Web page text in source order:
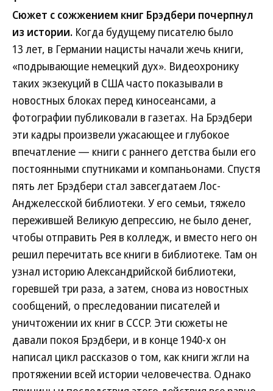
Сюжет с сожжением книг Брэдбери почерпнул
из истории. Когда будущему писателю было
13 лет, в Германии нацисты начали жечь книги,
«подрывающие немецкий дух». Видеохронику
таких экзекуций в США часто показывали в
новостных блоках перед киносеансами, а
фотографии публиковали в газетах. На Брэдбери
эти кадры произвели ужасающее и глубокое
впечатление — книги с раннего детства были его
постоянными спутниками и компаньонами. Спустя
пять лет Брэдбери стал завсегдатаем Лос-
Анджелесской библиотеки. У его семьи, тяжело
пережившей Великую депрессию, не было денег,
чтобы отправить Рея в колледж, и вместо него он
решил перечитать все книги в библиотеке. Там он
узнал историю Александрийской библиотеки,
горевшей три раза, а затем, снова из новостных
сообщений, о преследовании писателей и
уничтожении их книг в СССР. Эти сюжеты не
давали покоя Брэдбери, и в конце 1940-х он
написал цикл рассказов о том, как книги жгли на
протяжении всей истории человечества. Однако